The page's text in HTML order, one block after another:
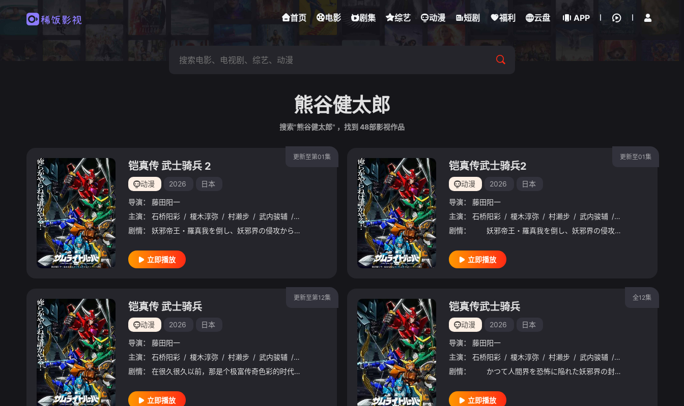
首页 电影 剧集 综艺 动漫 短剧 福利 云盘 APP
熊谷健太郎
搜索"熊谷健太郎" ，找到 48部影视作品
更新至第01集
铠真传 武士骑兵 2
动漫 2026 日本
导演：
藤田阳一
主演：
石桥阳彩 / 榎木淳弥 / 村濑步 / 武内骏辅 / 熊谷健太郎 增田俊树 / 木下纱华 / Lynn 下野纮 草尾毅 / 野岛裕史 / 置鲇龙太郎 / 佐佐木望
剧情：
妖邪帝王・羅真我を倒し、妖邪界の侵攻から東京を救って 3 ヶ月――。 復興が進む街並みに人々は再び訪れた平和を享受していた。 だが、人類の前に新たな脅威が現れる。 その名も「天導界」。 ヤシマノサグメとその配下の四獣士が「世界を新しく作り替える」ために行動を開始する。 サムライトルーパーの新たな戦いが幕を開ける!
立即播放
更新至01集
铠真传武士骑兵2
动漫 2026 日本
导演：
藤田阳一
主演：
石桥阳彩 / 榎木淳弥 / 村濑步 / 武内骏辅 / 熊谷健太郎
剧情：
妖邪帝王・羅真我を倒し、妖邪界の侵攻から東京を救って3ヶ月――。復興が進む街並みに人々は再び訪れた平和を享受していた。だが、人類の前に新たな脅威が現れる。その名も「天導界」。ヤシマノサグメとその配
立即播放
更新至第12集
铠真传 武士骑兵
动漫 2026 日本
导演：
藤田阳一
主演：
石桥阳彩 / 榎木淳弥 / 村濑步 / 武内骏辅 / 熊谷健太郎 增田俊树 / Lynn / 小西克幸 佐藤拓也 / 鸟海浩辅 / 寺岛拓笃 / 杉田智和 / 天崎滉平
剧情：
在很久很久以前，那是个极富传奇色彩的时代。罪恶的势力在世界上横行霸道，在人民要求和平和拯救的祈祷声中，一位神斗士出现了。据传说，这位斗士身穿金光闪闪的盔甲，他将恶魔们赶了出去。然而，恶魔们又卷土重来，
立即播放
全12集
铠真传武士骑兵
动漫 2026 日本
导演：
藤田阳一
主演：
石桥阳彩 / 榎木淳弥 / 村濑步 / 武内骏辅 / 熊谷健太郎
剧情：
かつて人間界を恐怖に陥れた妖邪界の封印が解けると、数多の妖邪兵が侵攻を開始した。人類の危機に駆けつけたのは、若き五人のサムライたち。その名は、サムライトルーパー！！彼らの闘いの日々が、新たに幕を開
立即播放